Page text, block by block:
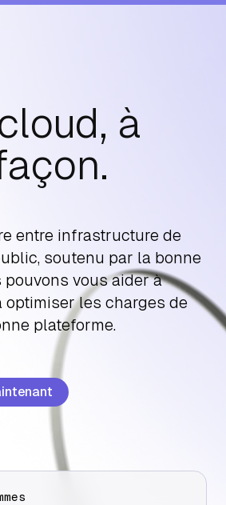
à
entre infrastructure de
soutenu par la bonne
pouvons vous aider à
optimiser les charges de
plateforme.